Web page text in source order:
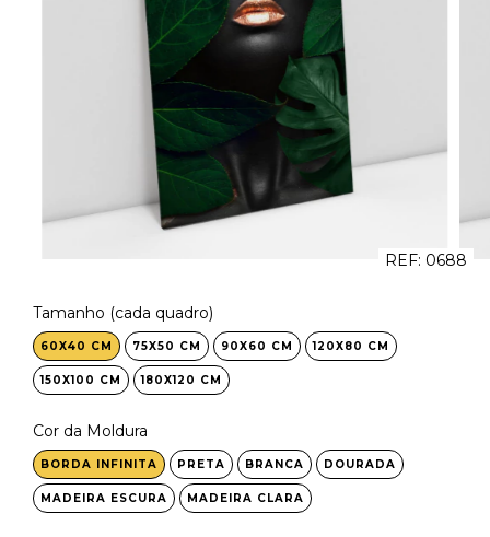
REF: 0688
Tamanho (cada quadro)
60X40 CM 75X50 CM 90X60 CM 120X80 CM
150X100 CM 180X120 CM
Cor da Moldura
BORDA INFINITA PRETA BRANCA DOURADA
MADEIRA ESCURA MADEIRA CLARA